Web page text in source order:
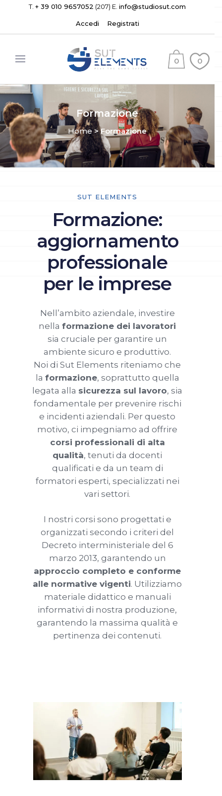
T. + 39 010 9657052 (207) E. info@studiosut.com
Accedi Registrati
0 0
Formazione
Home>Formazione
SUT ELEMENTS
Formazione:
aggiornamento
professionale
per le imprese
Nell’ambito aziendale, investire
nella formazione dei lavoratori
sia cruciale per garantire un
ambiente sicuro e produttivo.
Noi di Sut Elements riteniamo che
la formazione, soprattutto quella
legata alla sicurezza sul lavoro, sia
fondamentale per prevenire rischi
e incidenti aziendali. Per questo
motivo, ci impegniamo ad offrire
corsi professionali di alta
qualità, tenuti da docenti
qualificati e da un team di
formatori esperti, specializzati nei
vari settori.
I nostri corsi sono progettati e
organizzati secondo i criteri del
Decreto interministeriale del 6
marzo 2013, garantendo un
approccio completo e conforme
alle normative vigenti. Utilizziamo
materiale didattico e manuali
informativi di nostra produzione,
garantendo la massima qualità e
pertinenza dei contenuti.